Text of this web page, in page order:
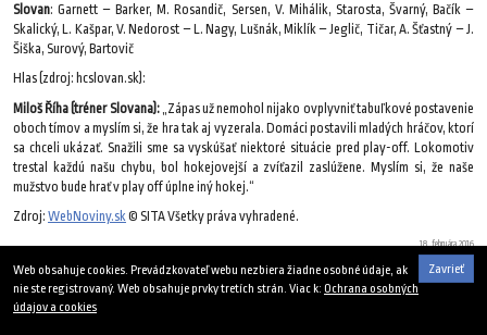
Slovan: Garnett – Barker, M. Rosandič, Sersen, V. Mihálik, Starosta, Švarný, Bačík –
Skalický, L. Kašpar, V. Nedorost – L. Nagy, Lušnák, Miklík – Jeglič, Tičar, A. Šťastný – J.
Šiška, Surový, Bartovič
Hlas (zdroj: hcslovan.sk):
Miloš Říha (tréner Slovana): „Zápas už nemohol nijako ovplyvniť tabuľkové postavenie
oboch tímov a myslím si, že hra tak aj vyzerala. Domáci postavili mladých hráčov, ktorí
sa chceli ukázať. Snažili sme sa vyskúšať niektoré situácie pred play-off. Lokomotiv
trestal každú našu chybu, bol hokejovejší a zvíťazil zaslúžene. Myslím si, že naše
mužstvo bude hrať v play off úplne iný hokej.“
Zdroj: WebNoviny.sk© SITA Všetky práva vyhradené.
18. februára 2016
Zavrieť
Web obsahuje cookies. Prevádzkovateľ webu nezbiera žiadne osobné údaje, ak
nie ste registrovaný. Web obsahuje prvky tretích strán. Viac k: Ochrana osobných
údajov a cookies